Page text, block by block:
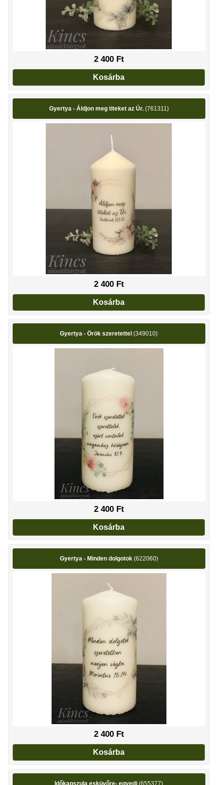
2 400Ft
Kosárba
Gyertya - Áldjon meg titeket az Úr.(761311)
2 400Ft
Kosárba
Gyertya - Örök szeretettel (349010)
2 400Ft
Kosárba
Gyertya - Minden dolgotok (622060)
2 400Ft
Kosárba
Időkapszula esküvőre- egyedi (655377)